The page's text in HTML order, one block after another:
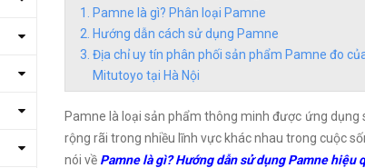
Pamne là gì? Phân loại Pamne
Hướng dẫn cách sử dụng Pamne
Địa chỉ uy tín phân phối sản phẩm Pamne đo
Mitutoyo tại Hà Nội
Pamne là loại sản phẩm thông minh được ứng
rộng rãi trong nhiều lĩnh vực khác nhau trong cuộc
nói về Pamne là gì? Hướng dẫn sử dụng Pamne hiệu